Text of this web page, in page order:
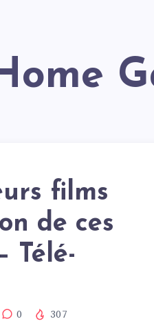
films
de ces
Télé-
0 307